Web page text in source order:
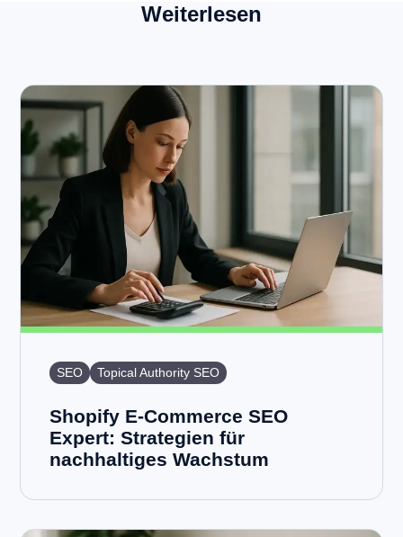
Weiterlesen
SEO Topical Authority SEO
Shopify E-Commerce SEO
Expert: Strategien für
nachhaltiges Wachstum